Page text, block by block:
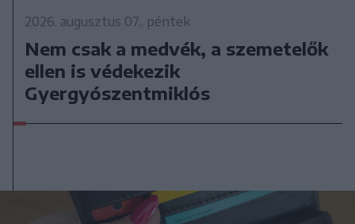
2026. augusztus 07., péntek
Nem csak a medvék, a szemetelők
ellen is védekezik
Gyergyószentmiklós